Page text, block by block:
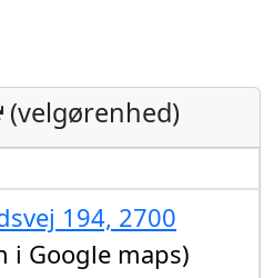
(velgørenhed)
194, 2700
i Google maps)